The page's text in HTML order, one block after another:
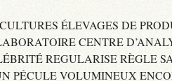
ÉLEVAGES DE
CENTRE
REGULARISE RÈGLE
PÉCULE VOLUMINEUX